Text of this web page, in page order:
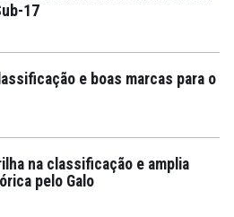
17
e boas marcas para o
na classificação e amplia
pelo Galo